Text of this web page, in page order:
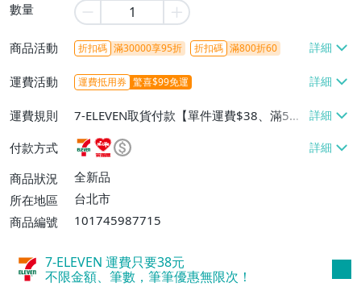
數量
商品活動 折扣碼 滿30000享95折 折扣碼 滿800折60
運費活動 運費抵用券 驚喜$99免運
運費規則
7-ELEVEN取貨付款【單件運費$38、滿5件
或消費滿$1298免運費】、7-ELEVEN取貨
不付款【免運費】、萊爾富取貨付款【單件
運費$60、滿5件或消費滿$1298免運
費】、宅配/貨運【單件運費$120、滿5件
付款方式
商品狀況
全新品
所在地區
台北市
商品編號
101745987715
7-ELEVEN 運費只要38元
不限金額、筆數，筆筆優惠無限次！